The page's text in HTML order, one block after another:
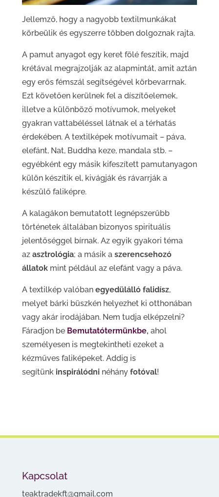
Jellemző, hogy a nagyobb textilmunkákat
körbeülik és egyszerre többen dolgoznak rajta.
A pamut anyagot egy keret fölé feszítik, majd
krétával megrajzolják az alapmintát, amit aztán
egy erős fémszál segítségével körbevarrnak.
Ezt követően kerülnek fel a díszítőelemek,
illetve a különböző motívumok, melyeket
gyakran vattabéléssel látnak el a térhatás
érdekében. A textilképek motívumait – páva,
elefánt, Nat, Buddha keze, mandala stb. –
egyébként egy másik kifeszített pamutanyagon
külön készítik el, kivágják és rávarrják a
készülő faliképre.
A kalagákon bemutatott legnépszerűbb
történetek általában bizonyos spirituális
jelentőséggel bírnak. Az egyik gyakori téma
az asztrológia; a másik a szerencsehozó
állatokmint például az elefánt vagy a páva.
A textilkép valóban egyedülálló falidísz,
melyet bárki büszkén helyezhet ki otthonában
vagy akár irodájában. Nem tudja elképzelni?
Fáradjon be Bemutatótermünkbe, ahol
személyesen is megtekintheti ezeket a
kézműves faliképeket. Addig is
segítünk inspirálódni néhány fotóval!
Kapcsolat
teaktradekft@gmail.com